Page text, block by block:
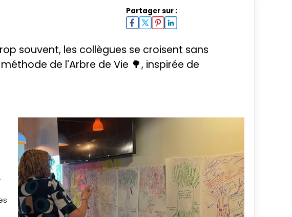
Partager sur :
souvent, les collègues se croisent sans
de l'Arbre de Vie 🌳, inspirée de